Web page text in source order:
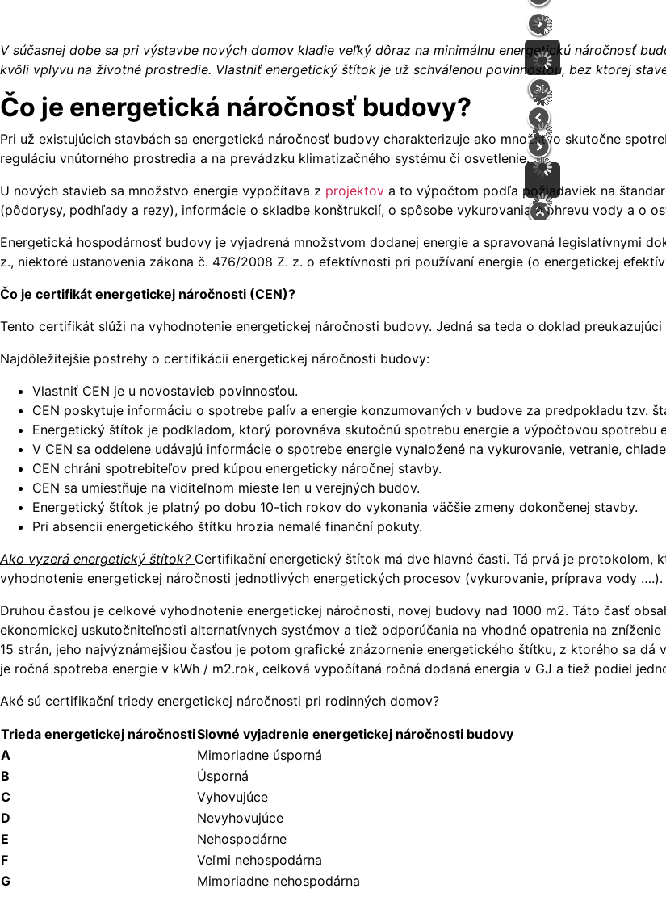
V súčasnej dobe sa pri výstavbe nových domov kladie veľký dôraz na minimálnu energetickú náročnosť
kvôli vplyvu na životné prostredie. Vlastniť energetický štítok je už schválenou povinnosťou, bez ktorej
Čo je energetická náročnosť budovy?
Pri už existujúcich stavbách sa energetická náročnosť budovy charakterizuje ako množstvo skutočne
reguláciu vnútorného prostredia a na prevádzku klimatizačného systému či osvetlenie.
U nových stavieb sa množstvo energie vypočítava z projektov a to výpočtom podľa požiadaviek na
(pôdorysy, podhľady a rezy), informácie o skladbe konštrukcií, o spôsobe vykurovania a ohrevu vody a o
Energetická hospodárnosť budovy je vyjadrená množstvom dodanej energie a spravovaná legislatívnymi
z., niektoré ustanovenia zákona č. 476/2008 Z. z. o efektívnosti pri používaní energie (o energetickej
Čo je certifikát energetickej náročnosti (CEN)?
Tento certifikát slúži na vyhodnotenie energetickej náročnosti budovy. Jedná sa teda o doklad
Najdôležitejšie postrehy o certifikácii energetickej náročnosti budovy:
Vlastniť CEN je u novostavieb povinnosťou.
CEN poskytuje informáciu o spotrebe palív a energie konzumovaných v budove za predpokladu tzv.
Energetický štítok je podkladom, ktorý porovnáva skutočnú spotrebu energie a výpočtovou spotrebu
V CEN sa oddelene udávajú informácie o spotrebe energie vynaložené na vykurovanie, vetranie,
CEN chráni spotrebiteľov pred kúpou energeticky náročnej stavby.
CEN sa umiestňuje na viditeľnom mieste len u verejných budov.
Energetický štítok je platný po dobu 10-tich rokov do vykonania väčšie zmeny dokončenej stavby.
Pri absencii energetického štítku hrozia nemalé finanční pokuty.
Ako vyzerá energetický štítok? Certifikační energetický štítok má dve hlavné časti. Tá prvá je
vyhodnotenie energetickej náročnosti jednotlivých energetických procesov (vykurovanie, príprava vody ….).
Druhou časťou je celkové vyhodnotenie energetickej náročnosti, novej budovy nad 1000 m2. Táto časť
ekonomickej uskutočniteľnosťi alternatívnych systémov a tiež odporúčania na vhodné opatrenia na
15 strán, jeho najvýznámejšiou časťou je potom grafické znázornenie energetického štítku, z ktorého sa
je ročná spotreba energie v kWh / m2.rok, celková vypočítaná ročná dodaná energia v GJ a tiež podiel
Aké sú certifikační triedy energetickej náročnosti pri rodinných domov?
Trieda energetickej náročnostiSlovné vyjadrenie energetickej náročnosti budovy
A
Mimoriadne úsporná
B
Úsporná
C
Vyhovujúce
D
Nevyhovujúce
E
Nehospodárne
F
Veľmi nehospodárna
G
Mimoriadne nehospodárna